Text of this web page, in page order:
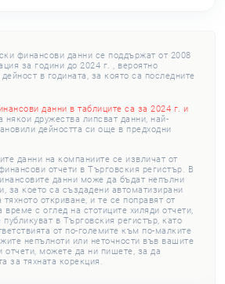
финансови данни се поддържат от 2008
за години до 2024 г. , вероятно
в годината, за която са последните
данни в таблиците са за 2024 г. и
някои дружества липсват данни, най-
дейността си още в предходни
данни на компаниите се извличат от
отчети в Търговския регистър. В
данни може да бъдат непълни
за което са създадени автоматизирани
откриване, и те се поправят от
време с оглед на стотиците хиляди отчети,
публикуват в Търговския регистър, като
от по-големите към по-малките
непълноти или неточности във вашите
отчети, можете да ни пишете, за да
за тяхната корекция.